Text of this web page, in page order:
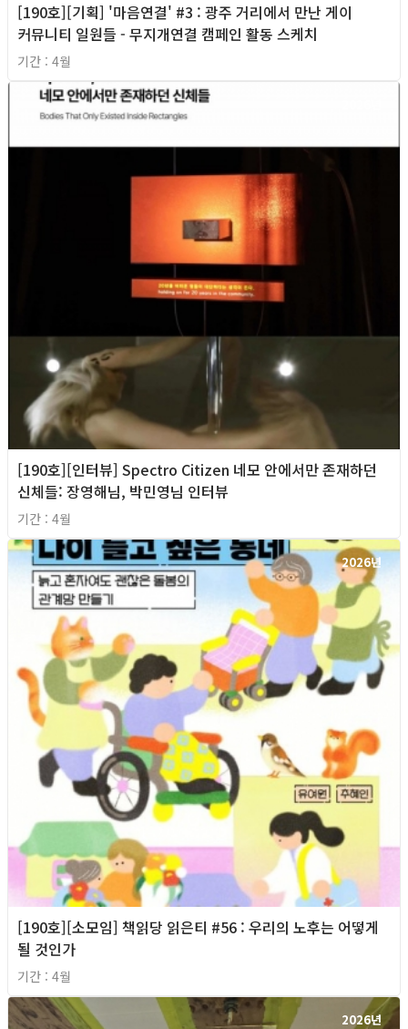
[190호][기획] '마음연결' #3 : 광주 거리에서 만난 게이
커뮤니티 일원들 - 무지개연결 캠페인 활동 스케치
기간 : 4월
[190호][인터뷰] Spectro Citizen 네모 안에서만 존재하던
신체들: 장영해님, 박민영님 인터뷰
기간 : 4월
2026년
[190호][소모임] 책읽당 읽은티 #56 : 우리의 노후는 어떻게
될 것인가
기간 : 4월
2026년